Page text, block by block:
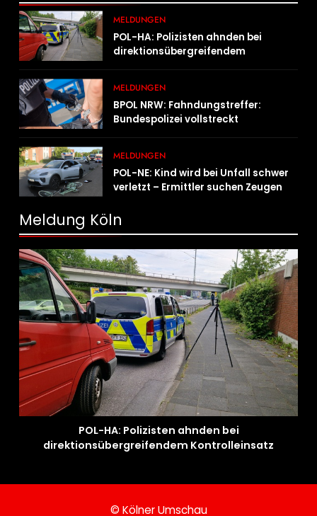
MELDUNGEN
POL-HA: Polizisten ahnden bei
direktionsübergreifendem
MELDUNGEN
BPOL NRW: Fahndungstreffer:
Bundespolizei vollstreckt
MELDUNGEN
POL-NE: Kind wird bei Unfall schwer
verletzt – Ermittler suchen Zeugen
Meldung Köln
POL-HA: Polizisten ahnden bei
direktionsübergreifendem Kontrolleinsatz
© Kölner Umschau